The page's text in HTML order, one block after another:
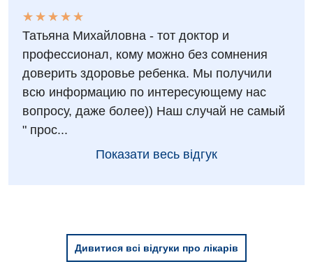
Педіатрія
★
★
★
★
★
★ ★ ★ ★ ★
Татьяна Михайловна - тот доктор и
профессионал, кому можно без сомнения
доверить здоровье ребенка. Мы получили
всю информацию по интересующему нас
вопросу, даже более)) Наш случай не самый
" прос...
Показати весь відгук
Дивитися всі відгуки про лікарів